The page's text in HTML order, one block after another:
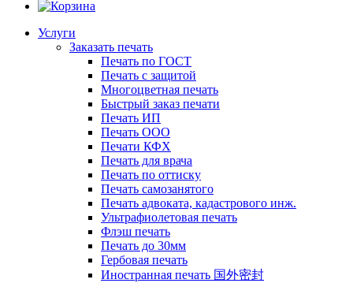
Услуги
Заказать печать
Печать по ГОСТ
Печать с защитой
Многоцветная печать
Быстрый заказ печати
Печать ИП
Печать ООО
Печати КФХ
Печать для врача
Печать по оттиску
Печать самозанятого
Печать адвоката, кадастрового инж.
Ультрафиолетовая печать
Флэш печать
Печать до 30мм
Гербовая печать
Иностранная печать 国外密封